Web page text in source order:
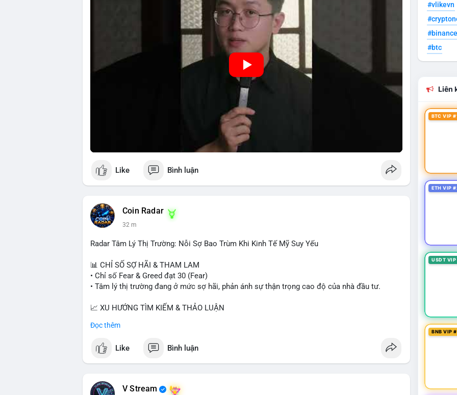
Like Bình luận
Coin Radar
32 m
Radar Tâm Lý Thị Trường: Nỗi Sợ Bao Trùm Khi Kinh Tế Mỹ Suy Yếu
📊 CHỈ SỐ SỢ HÃI & THAM LAM
• Chỉ số Fear & Greed đạt 30 (Fear)
• Tâm lý thị trường đang ở mức sợ hãi, phản ánh sự thận trọng cao độ của nhà đầu tư.
📈 XU HƯỚNG TÌM KIẾM & THẢO LUẬN
• LunarCrush Trending: Ethereum, Solana, Dogecoin, Polkadot, Chainlink, Litecoin.
đại học.
• Tin tức kinh tế: Mỹ mất 23.000 việc làm trong tháng 7, thấp hơn nhiều so với kỳ vọng.
Đọc thêm
Like Bình luận
V Stream
#vlikevn
#btc
Liên
BTC VIP
ETH VIP
USDT
BNB VIP